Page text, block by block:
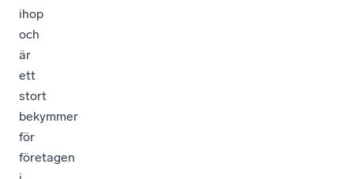
ihop
och
är
ett
stort
bekymmer
för
företagen